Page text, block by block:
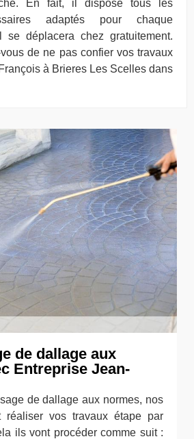
En fait, il dispose tous les
adaptés pour chaque
se déplacera chez gratuitement.
de ne pas confier vos travaux
à Brieres Les Scelles dans
de dallage aux
Entreprise Jean-
de dallage aux normes, nos
réaliser vos travaux étape par
ils vont procéder comme suit :